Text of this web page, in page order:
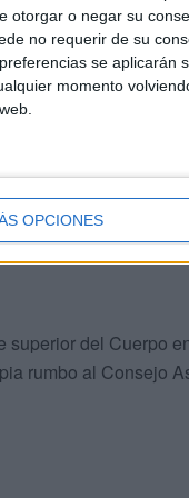
otorgar o negar su
no requerir de su
se aplicarán
momento
OPCIONES
instituciones.
a Nogueroles,
que hasta enero
y que casi tres años
Occidental.
del Cuerpo
rumbo al Consejo